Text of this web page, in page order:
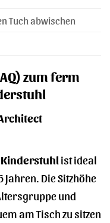
Tuch abwischen
zum ferm
Kinderstuhl ist ideal
Die Sitzhöhe
und
am Tisch zu sitzen